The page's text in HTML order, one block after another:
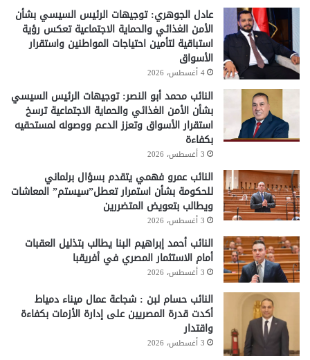
عادل الجوهري: توجيهات الرئيس السيسي بشأن
الأمن الغذائي والحماية الاجتماعية تعكس رؤية
استباقية لتأمين احتياجات المواطنين واستقرار
الأسواق
4 أغسطس، 2026
النائب محمد أبو النصر: توجيهات الرئيس السيسي
بشأن الأمن الغذائي والحماية الاجتماعية ترسخ
استقرار الأسواق وتعزز الدعم ووصوله لمستحقيه
بكفاءة
3 أغسطس، 2026
النائب عمرو فهمي يتقدم بسؤال برلماني
للحكومة بشأن استمرار تعطل”سيستم” المعاشات
ويطالب بتعويض المتضررين
3 أغسطس، 2026
النائب أحمد إبراهيم البنا يطالب بتذليل العقبات
أمام الاستثمار المصري في أفريقبا
3 أغسطس، 2026
النائب حسام لبن : شجاعة عمال ميناء دمياط
أكدت قدرة المصريين على إدارة الأزمات بكفاءة
واقتدار
3 أغسطس، 2026